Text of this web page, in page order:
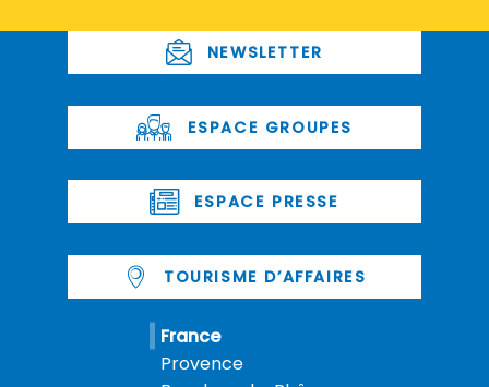
NEWSLETTER
ESPACE GROUPES
ESPACE PRESSE
TOURISME D’AFFAIRES
France
Provence